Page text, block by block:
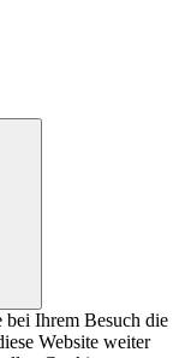
bei Ihrem Besuch die
Website weiter